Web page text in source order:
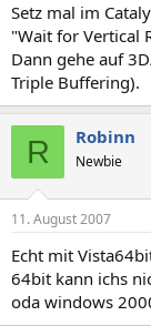
Setz mal im
"Wait for Vertical
Dann gehe auf
Triple Buffering).
R Robinn
Newbie
11. August 2007
Echt mit
64bit kann ichs
oda windows